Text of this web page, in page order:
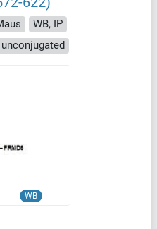
WB, IP
unconjugated
WB